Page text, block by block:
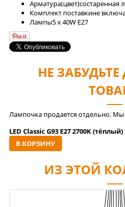
Арматура(цвет)состаренная
Комплект поставкине
Лaмпы5 x 40W E27
НЕ
Лампочка продается отдельно.
LED Classic G93 E27 2700K
В КОРЗИНУ
ИЗ ЭТОЙ